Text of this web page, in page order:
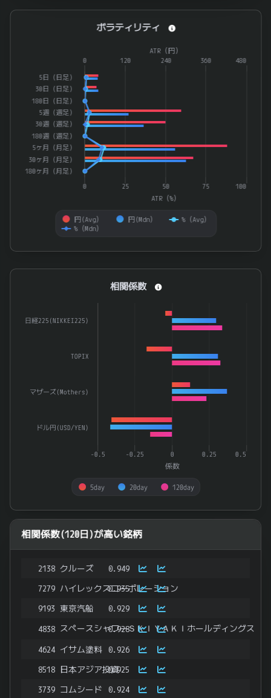
Combination chart with 4 data series.
The chart has 1 X axis displaying categories.
The chart has 2 Y axes displaying ATR（%） and ATR（円）.
ATR（%）
ATR（円）
円(Avg） 円(Mdn）
%（Avg）
%（Mdn）
5日（日足）
30日（日足）
180日（日足）
5週（週足）
30週（週足）
180週（週足）
5ヶ月（月足）
30ヶ月（月足）
180ヶ月（月足）
0 100
25 50 75
0 240 480
120 360
ボラティリティ
End of interactive chart.
Bar chart with 3 data series.
The chart has 1 X axis displaying categories.
係数
5day 20day 120day
日経225(NIKKEI225)
TOPIX
マザーズ(Mothers)
ドル円(USD/YEN)
0
-0.5 -0.25 0.25 0.5
相関係数
End of interactive chart.
相関係数(120日)が高い銘柄
2138 クルーズ 0.949
7279 ハイレックスコーポレーション
0.935
9193 東京汽船 0.929
4838 スペースシャワーＳＫＩＹＡＫＩホールディングス
0.928
4624 イサム塗料 0.926
8518 日本アジア投資0.925
3739 コムシード 0.924